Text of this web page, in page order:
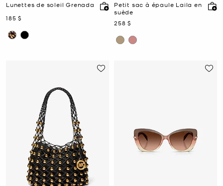
Lunettes de soleil Grenada
maintenant
185 $
Petit sac à épaule Laila en
suède
maintenant
258 $